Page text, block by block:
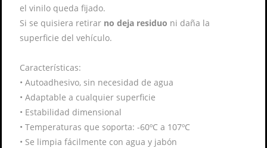
el vinilo queda fijado.
Si se quisiera retirar no deja residuo ni daña la
superficie del vehículo.
Características:
• Autoadhesivo, sin necesidad de agua
• Adaptable a cualquier superficie
• Estabilidad dimensional
• Temperaturas que soporta: -60ºC a 107ºC
• Se limpia fácilmente con agua y jabón